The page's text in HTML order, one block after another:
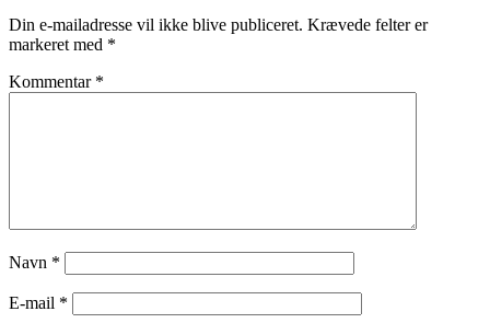
Din e-mailadresse vil ikke blive publiceret. Krævede felter er
markeret med *
Kommentar *
Navn *
E-mail *